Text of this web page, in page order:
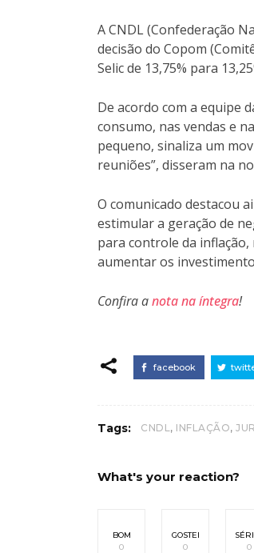
A CNDL (Confederação
decisão do Copom
Selic de 13,75% para
De acordo com a equipe
consumo, nas vendas e
pequeno, sinaliza um
reuniões”, disseram na
O comunicado destacou
estimular a geração de
para controle da
aumentar os
Confira anota na íntegra!
facebook
Tags: CNDL , INFLAÇÃO,
What's your reaction?
BOM
0
GOSTEI
0
0